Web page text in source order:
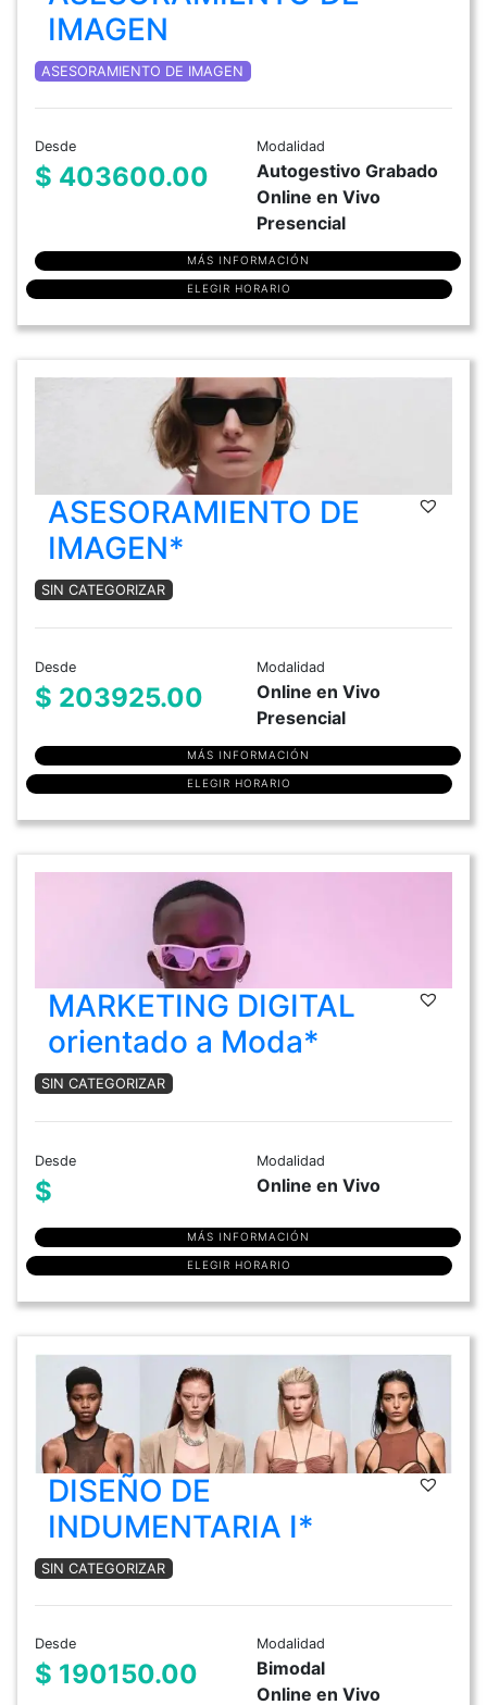
IMAGEN
ASESORAMIENTO DE IMAGEN
Desde
$ 403600.00
Modalidad
Autogestivo Grabado
Online en Vivo
Presencial
MÁS INFORMACIÓN
ELEGIR HORARIO
ASESORAMIENTO DE
IMAGEN*
SIN CATEGORIZAR
Desde
$ 203925.00
Modalidad
Online en Vivo
Presencial
MÁS INFORMACIÓN
ELEGIR HORARIO
MARKETING DIGITAL
orientado a Moda*
SIN CATEGORIZAR
Desde
$
Modalidad
Online en Vivo
MÁS INFORMACIÓN
ELEGIR HORARIO
DISEÑO DE
INDUMENTARIA I*
SIN CATEGORIZAR
Desde
$ 190150.00
Modalidad
Bimodal
Online en Vivo